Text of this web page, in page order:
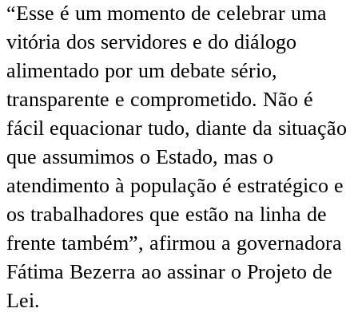
“Esse é um momento de celebrar uma
vitória dos servidores e do diálogo
alimentado por um debate sério,
transparente e comprometido. Não é
fácil equacionar tudo, diante da situação
que assumimos o Estado, mas o
atendimento à população é estratégico e
os trabalhadores que estão na linha de
frente também”, afirmou a governadora
Fátima Bezerra ao assinar o Projeto de
Lei.